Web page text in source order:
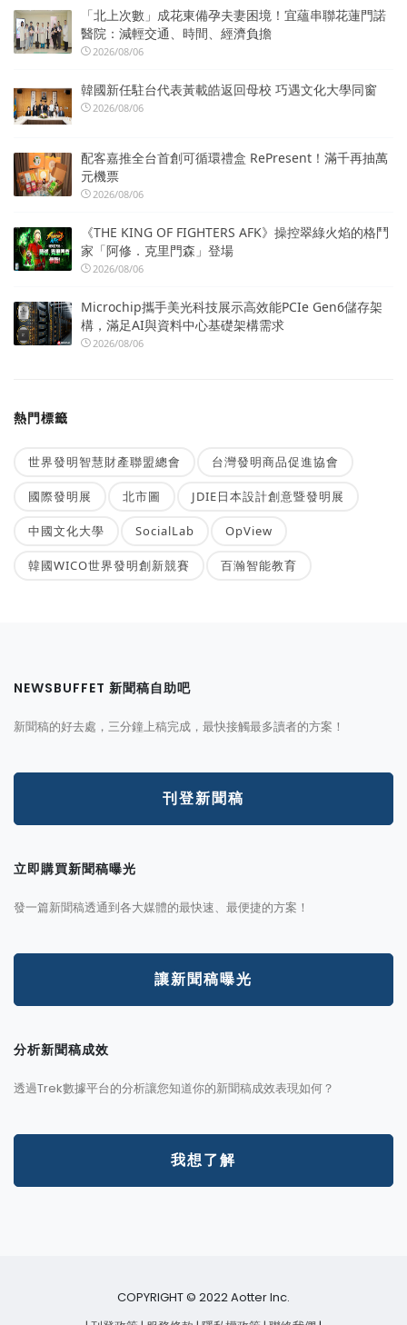
「北上次數」成花東備孕夫妻困境！宜蘊串聯花蓮門諾
醫院：減輕交通、時間、經濟負擔
2026/08/06
韓國新任駐台代表黃載皓返回母校 巧遇文化大學同窗
2026/08/06
配客嘉推全台首創可循環禮盒 RePresent！滿千再抽萬
元機票
2026/08/06
《THE KING OF FIGHTERS AFK》操控翠綠火焰的格鬥
家「阿修．克里門森」登場
2026/08/06
Microchip攜手美光科技展示高效能PCIe Gen6儲存架
構，滿足AI與資料中心基礎架構需求
2026/08/06
熱門標籤
世界發明智慧財產聯盟總會 台灣發明商品促進協會
國際發明展 北市圖 JDIE日本設計創意暨發明展
中國文化大學 SocialLab OpView
韓國WICO世界發明創新競賽 百瀚智能教育
NEWSBUFFET 新聞稿自助吧
新聞稿的好去處，三分鐘上稿完成，最快接觸最多讀者的方案！
刊登新聞稿
立即購買新聞稿曝光
發一篇新聞稿透通到各大媒體的最快速、最便捷的方案！
讓新聞稿曝光
分析新聞稿成效
透過Trek數據平台的分析讓您知道你的新聞稿成效表現如何？
我想了解
COPYRIGHT © 2022 Aotter Inc.